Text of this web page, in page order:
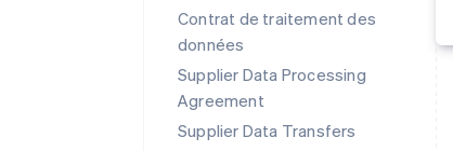
Contrat de traitement des
données
Supplier Data Processing
Agreement
Supplier Data Transfers